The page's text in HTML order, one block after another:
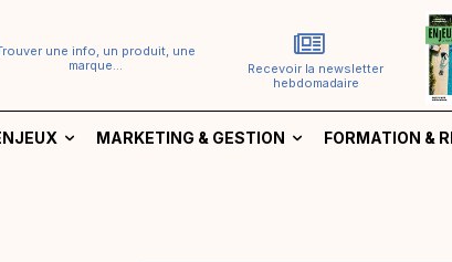
une info, un produit, une
marque...
Recevoir la newsletter
hebdomadaire
MARKETING & GESTION FORMATION &